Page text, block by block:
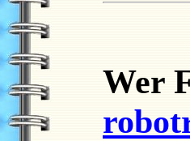
Wer